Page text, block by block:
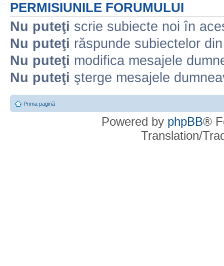
PERMISIUNILE FORUMULUI
Nu puteţi scrie subiecte noi în
Nu puteţi răspunde subiectelor
Nu puteţi modifica mesajele
Nu puteţi şterge mesajele
Prima pagină
Powered by phpBB®
Translation/